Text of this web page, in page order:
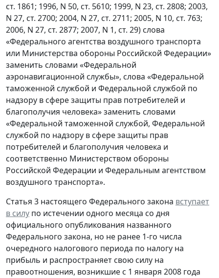
ст. 1861; 1996, N 50, ст. 5610; 1999, N 23, ст. 2808; 2003,
N 27, ст. 2700; 2004, N 27, ст. 2711; 2005, N 10, ст. 763;
2006, N 27, ст. 2877; 2007, N 1, ст. 29) слова
«Федерального агентства воздушного транспорта
или Министерства обороны Российской Федерации»
заменить словами «Федеральной
аэронавигационной службы», слова «Федеральной
таможенной службой и Федеральной службой по
надзору в сфере защиты прав потребителей и
благополучия человека» заменить словами
«Федеральной таможенной службой, Федеральной
службой по надзору в сфере защиты прав
потребителей и благополучия человека и
соответственно Министерством обороны
Российской Федерации и Федеральным агентством
воздушного транспорта».
Статья 3 настоящего Федерального закона вступает
в силу по истечении одного месяца со дня
официального опубликования названного
Федерального закона, но не ранее 1-го числа
очередного налогового периода по налогу на
прибыль и распространяет свою силу на
правоотношения, возникшие с 1 января 2008 года